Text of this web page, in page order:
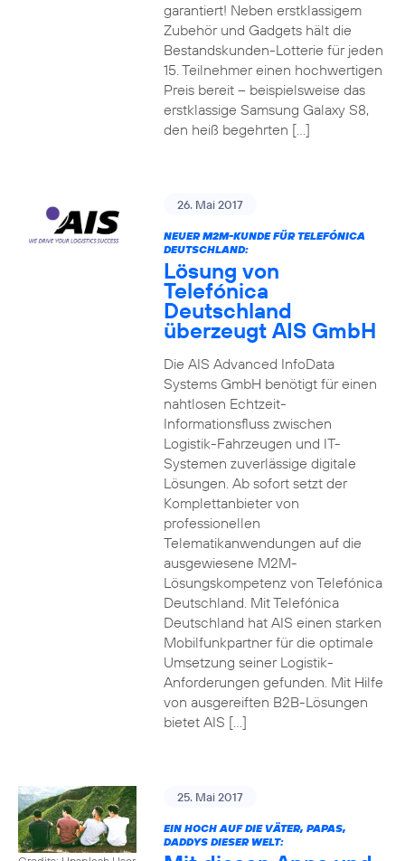
garantiert! Neben erstklassigem
Zubehör und Gadgets hält die
Bestandskunden-Lotterie für jeden
15. Teilnehmer einen hochwertigen
Preis bereit – beispielsweise das
erstklassige Samsung Galaxy S8,
den heiß begehrten […]
26. Mai 2017
NEUER M2M-KUNDE FÜR TELEFÓNICA
DEUTSCHLAND:
Lösung von
Telefónica
Deutschland
überzeugt AIS GmbH
Die AIS Advanced InfoData
Systems GmbH benötigt für einen
nahtlosen Echtzeit-
Informationsfluss zwischen
Logistik-Fahrzeugen und IT-
Systemen zuverlässige digitale
Lösungen. Ab sofort setzt der
Komplettanbieter von
professionellen
Telematikanwendungen auf die
ausgewiesene M2M-
Lösungskompetenz von Telefónica
Deutschland. Mit Telefónica
Deutschland hat AIS einen starken
Mobilfunkpartner für die optimale
Umsetzung seiner Logistik-
Anforderungen gefunden. Mit Hilfe
von ausgereiften B2B-Lösungen
bietet AIS […]
25. Mai 2017
EIN HOCH AUF DIE VÄTER, PAPAS,
DADDYS DIESER WELT: